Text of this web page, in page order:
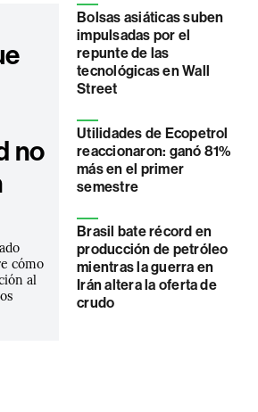
no
cómo
al
Bolsas asiáticas suben
impulsadas por el
repunte de las
tecnológicas en Wall
Street
Utilidades de Ecopetrol
reaccionaron: ganó 81%
más en el primer
semestre
Brasil bate récord en
producción de petróleo
mientras la guerra en
Irán altera la oferta de
crudo